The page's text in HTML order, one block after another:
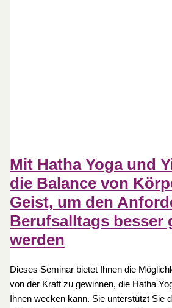
Mit Hatha Yoga und
die Balance von
Geist, um den
Berufsalltags besser
werden
Dieses Seminar bietet Ihnen die
von der Kraft zu gewinnen, die Hatha
Ihnen wecken kann. Sie unterstützt Sie